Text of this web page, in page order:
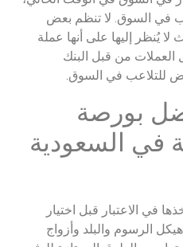
في السوق. لا تنظم بعض
يُنظر إليها على أنها عملة
العملات من قبل البنك
للتلاعب في السوق.
بورصة
في السعودية
في الاعتبار قبل اختيار
الرسوم والبلد وأزواج